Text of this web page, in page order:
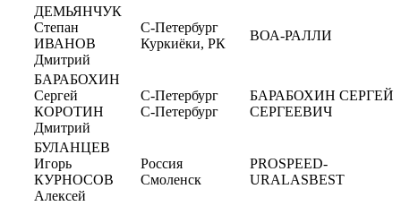
ДЕМЬЯНЧУК
Степан
ИВАНОВ
Дмитрий
С-Петербург
Куркиёки, РК
ВОА-РАЛЛИ
БАРАБОХИН
Сергей
КОРОТИН
Дмитрий
С-Петербург
С-Петербург
БАРАБОХИН СЕРГЕЙ
СЕРГЕЕВИЧ
БУЛАНЦЕВ
Игорь
КУРНОСОВ
Алексей
Россия
Смоленск
PROSPEED-
URALASBEST